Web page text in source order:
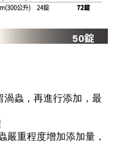
渦蟲，再進行添加，最
嚴重程度增加添加量，